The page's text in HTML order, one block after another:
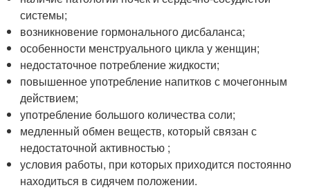
системы;
возникновение гормонального дисбаланса;
особенности менструального цикла у женщин;
недостаточное потребление жидкости;
повышенное употребление напитков с мочегонным
действием;
употребление большого количества соли;
медленный обмен веществ, который связан с
недостаточной активностью ;
условия работы, при которых приходится постоянно
находиться в сидячем положении.